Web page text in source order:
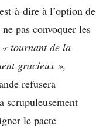
à-dire à l’option de
pas convoquer les
« tournant de la
gracieux »,
refusera
scrupuleusement
le pacte